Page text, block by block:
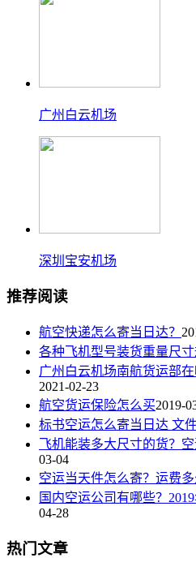
广州白云机场
深圳宝安机场
推荐阅读
航空快递怎么寄当日达？
各种飞机型号装货重量尺
广州白云机场南航货运部
2021-02-23
航空货运保险怎么买2019-
标书空运怎么寄当日达 文
飞机能装多大尺寸的货？
03-04
空运当天件怎么寄？运费多
国内空运公司有哪些？
04-28
热门文章